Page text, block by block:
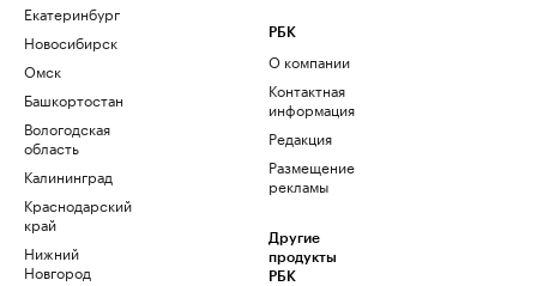
Екатеринбург
Новосибирск
Омск
Башкортостан
Вологодская
область
Калининград
Краснодарский
край
Нижний
Новгород
РБК
О компании
Контактная
информация
Редакция
Размещение
рекламы
Другие
продукты
РБК